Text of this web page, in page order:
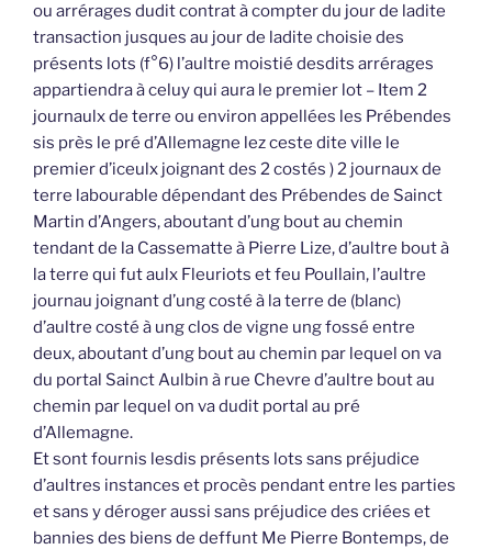
ou arrérages dudit contrat à compter du jour de ladite
transaction jusques au jour de ladite choisie des
présents lots (f°6) l’aultre moistié desdits arrérages
appartiendra à celuy qui aura le premier lot – Item 2
journaulx de terre ou environ appellées les Prébendes
sis près le pré d’Allemagne lez ceste dite ville le
premier d’iceulx joignant des 2 costés ) 2 journaux de
terre labourable dépendant des Prébendes de Sainct
Martin d’Angers, aboutant d’ung bout au chemin
tendant de la Cassematte à Pierre Lize, d’aultre bout à
la terre qui fut aulx Fleuriots et feu Poullain, l’aultre
journau joignant d’ung costé à la terre de (blanc)
d’aultre costé à ung clos de vigne ung fossé entre
deux, aboutant d’ung bout au chemin par lequel on va
du portal Sainct Aulbin à rue Chevre d’aultre bout au
chemin par lequel on va dudit portal au pré
d’Allemagne.
Et sont fournis lesdis présents lots sans préjudice
d’aultres instances et procès pendant entre les parties
et sans y déroger aussi sans préjudice des criées et
bannies des biens de deffunt Me Pierre Bontemps, de